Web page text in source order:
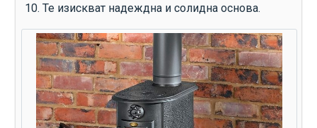
Те изискват надеждна и солидна основа.